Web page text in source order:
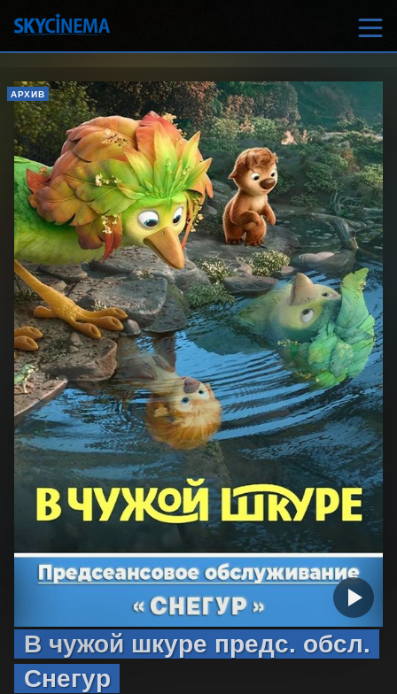
АРХИВ
В чужой шкуре предс. обсл.
Снегур